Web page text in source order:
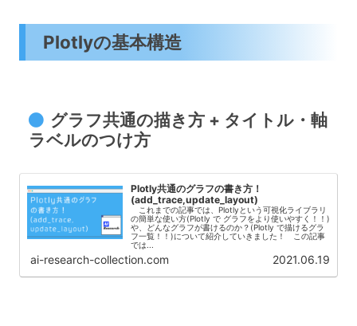
Plotlyの基本構造
グラフ共通の描き方 + タイトル・軸
ラベルのつけ方
Plotly共通のグラフの書き方！
(add_trace,update_layout)
これまでの記事では、Plotlyという可視化ライブラリ
の簡単な使い方(Plotly で グラフをより使いやすく！！)
や、どんなグラフが書けるのか？(Plotly で描けるグラ
フ一覧！！)について紹介していきました！ この記事
では...
ai-research-collection.com 2021.06.19